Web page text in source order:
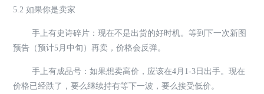
5.2 如果你是卖家
手上有史诗碎片：现在不是出货的好时机。等到下一次新图
预告（预计5月中旬）再卖，价格会反弹。
手上有成品号：如果想卖高价，应该在4月1-3日出手。现在
价格已经跌了，要么继续持有等下一波，要么接受低价。